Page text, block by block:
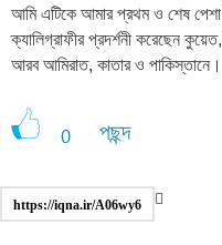
আমি এটিকে আমার প্রথম ও শেষ পেশা
ক্যালিগ্রাফীর প্রদর্শনী করেছেন
আরব আমিরাত, কাতার ও পাকিস্তানে।
0 পছন্দ
https://iqna.ir/A06wy6